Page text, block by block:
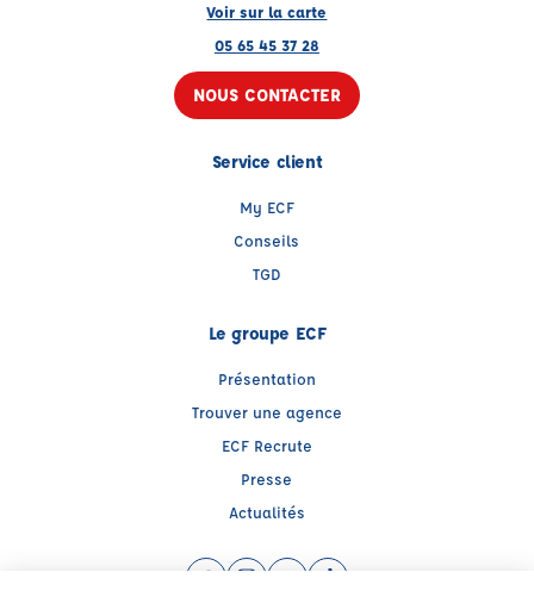
Voir sur la carte
05 65 45 37 28
NOUS CONTACTER
Service client
My ECF
Conseils
TGD
Le groupe ECF
Présentation
Trouver une agence
ECF Recrute
Presse
Actualités